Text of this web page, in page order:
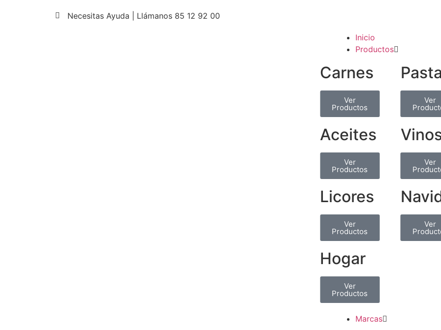
Necesitas Ayuda | Llámanos 85 12 92 00
Inicio
Productos
Carnes
Ver
Productos
Aceites
Ver
Productos
Licores
Ver
Productos
Hogar
Ver
Productos
Ver
Ver
Ver
Marcas